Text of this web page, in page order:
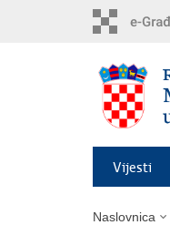
Vijesti
Naslovnica